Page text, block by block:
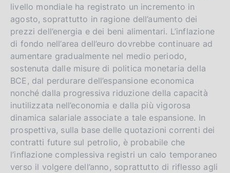
livello mondiale ha registrato un incremento in
agosto, soprattutto in ragione dell’aumento dei
prezzi dell’energia e dei beni alimentari. L’inflazione
di fondo nell’area dell’euro dovrebbe continuare ad
aumentare gradualmente nel medio periodo,
sostenuta dalle misure di politica monetaria della
BCE, dal perdurare dell’espansione economica
nonché dalla progressiva riduzione della capacità
inutilizzata nell’economia e dalla più vigorosa
dinamica salariale associate a tale espansione. In
prospettiva, sulla base delle quotazioni correnti dei
contratti future sul petrolio, è probabile che
l’inflazione complessiva registri un calo temporaneo
verso il volgere dell’anno, soprattutto di riflesso agli